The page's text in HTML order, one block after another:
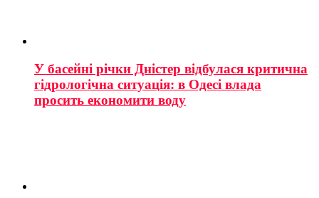
У басейні річки Дністер відбулася критична
гідрологічна ситуація: в Одесі влада
просить економити воду